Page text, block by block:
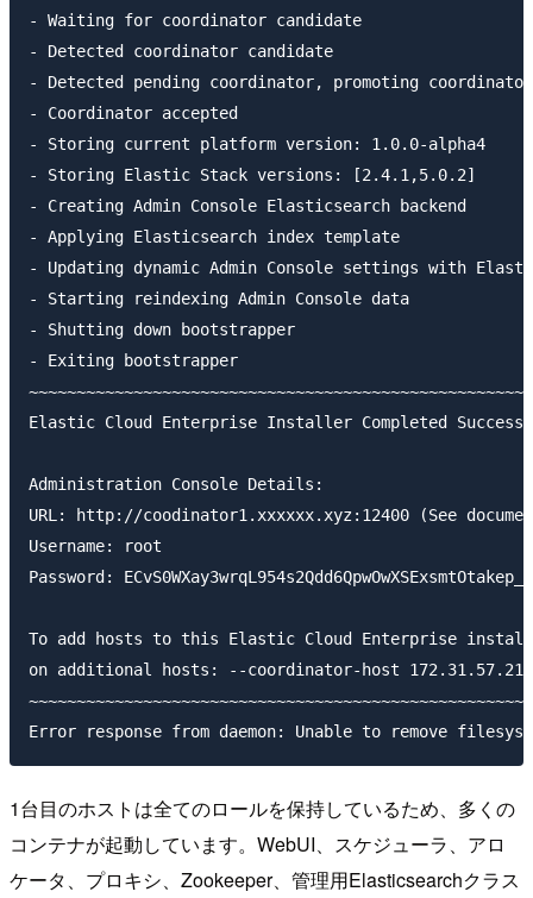
- Waiting for coordinator candidate
- Detected coordinator candidate
- Detected pending coordinator, promoting coordinator
- Coordinator accepted
- Storing current platform version: 1.0.0-alpha4
- Storing Elastic Stack versions: [2.4.1,5.0.2]
- Creating Admin Console Elasticsearch backend
- Applying Elasticsearch index template
- Updating dynamic Admin Console settings with
- Starting reindexing Admin Console data
- Shutting down bootstrapper
- Exiting bootstrapper
Elastic Cloud Enterprise Installer Completed
Administration Console Details:
URL: http://coodinator1.xxxxxx.xyz:12400 (See
Username: root
Password:
To add hosts to this Elastic Cloud Enterprise
on additional hosts: --coordinator-host 172.31.57.210
1台目のホストは全てのロールを保持しているため、多くの
コンテナが起動しています。WebUI、スケジューラ、アロ
ケータ、プロキシ、Zookeeper、管理用Elasticsearchクラス